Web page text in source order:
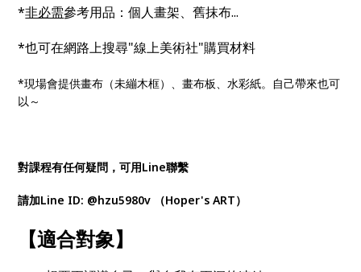
*非必需參考用品：個人畫架、舊抹布...
*也可在網路上搜尋"線上美術社"購買材料
*現場會提供畫布（未繃木框）、畫布板、水彩紙。自己帶來也可
以～
對課程有任何疑問，可用Line聯繫
請加Line ID: @hzu5980v （Hoper's ART）
【適合對象】